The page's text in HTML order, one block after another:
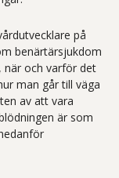
på
benärtärsjukdom
när och varför det
man går till väga
av att vara
är som